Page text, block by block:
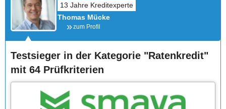
Thomas Mücke
zum Profil
Testsieger in der Kategorie "Ratenkredit"
mit 64 Prüfkriterien